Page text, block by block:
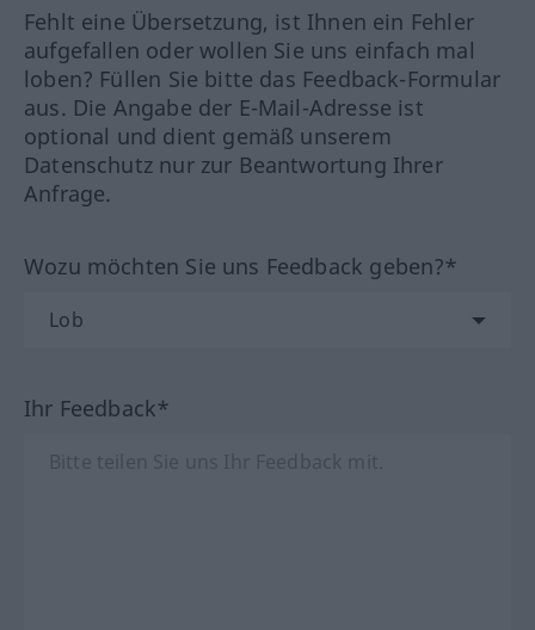
Fehlt eine Übersetzung, ist Ihnen ein Fehler
aufgefallen oder wollen Sie uns einfach mal
loben? Füllen Sie bitte das Feedback-Formular
aus. Die Angabe der E-Mail-Adresse ist
optional und dient gemäß unserem
Datenschutz nur zur Beantwortung Ihrer
Anfrage.
Wozu möchten Sie uns Feedback geben?*
Ihr Feedback*